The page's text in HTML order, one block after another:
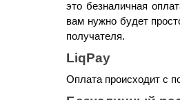
это безналичная
вам нужно будет
получателя.
LiqPay
Оплата происходит с